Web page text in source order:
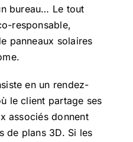
bureau… Le tout
responsable,
panneaux solaires
en un rendez-
le client partage ses
associés donnent
de plans 3D. Si les